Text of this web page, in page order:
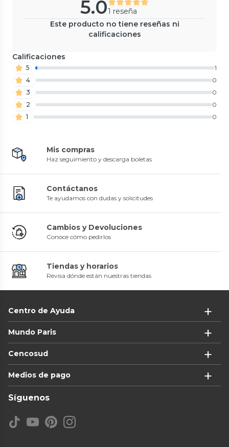
5.01 reseña
Este producto no tiene reseñas ni
calificaciones
Calificaciones
5
1
4
0
3
0
2
0
1
0
Mis compras
Haz seguimiento y descarga boletas
Contáctanos
Te ayudamos con dudas y solicitudes
Cambios y Devoluciones
Conoce cómo pedirlos
Tiendas y horarios
Revisa dónde están nuestras tiendas
Centro de Ayuda
Mundo Paris
Cencosud
Medios de pago
Síguenos